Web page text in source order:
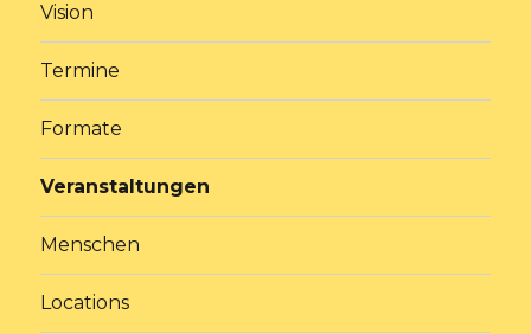
Vision
Termine
Formate
Veranstaltungen
Menschen
Locations